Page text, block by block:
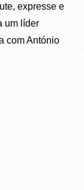
expresse e
um líder
com António